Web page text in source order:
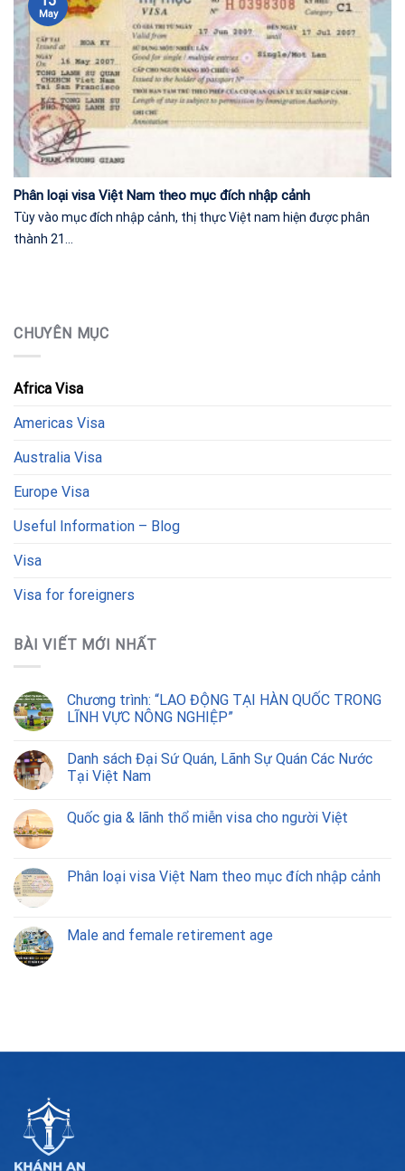
Phân loại visa Việt Nam theo mục đích nhập cảnh
Tùy vào mục đích nhập cảnh, thị thực Việt nam hiện được phân
thành 21...
May
CHUYÊN MỤC
Africa Visa
Americas Visa
Australia Visa
Europe Visa
Useful Information – Blog
Visa
Visa for foreigners
BÀI VIẾT MỚI NHẤT
Chương trình: “LAO ĐỘNG TẠI HÀN QUỐC TRONG
LĨNH VỰC NÔNG NGHIỆP”
Danh sách Đại Sứ Quán, Lãnh Sự Quán Các Nước
Tại Việt Nam
Quốc gia & lãnh thổ miễn visa cho người Việt
Phân loại visa Việt Nam theo mục đích nhập cảnh
Male and female retirement age